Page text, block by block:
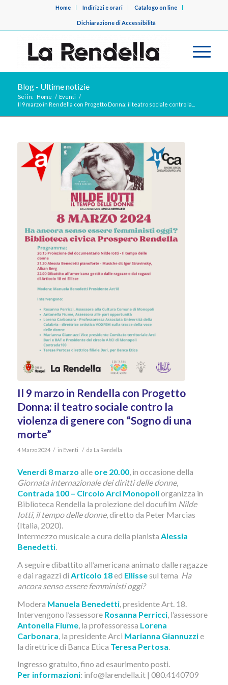
Home Indirizzi e orari Catalogo on line
Dichiarazione di Accessibilità
Blog - Ultime notizie
Sei in: Home / Eventi /
Il 9 marzo in Rendella con Progetto Donna: il teatro sociale contro la...
Il 9 marzo in Rendella con Progetto
Donna: il teatro sociale contro la
violenza di genere con “Sogno di una
morte”
4 Marzo 2024 / in Eventi / da La Rendella
Venerdì 8 marzo alle ore 20.00, in occasione della
Giornata internazionale dei diritti delle donne,
Contrada 100 – Circolo Arci Monopoliorganizza in
Biblioteca Rendella la proiezione del docufilm Nilde
Iotti, il tempo delle donne, diretto da Peter Marcias
(Italia, 2020).
Intermezzo musicale a cura della pianista Alessia
Benedetti.
A seguire dibattito all’americana animato dalle ragazze
e dai ragazzi di Articolo 18ed Ellissesul tema Ha
ancora senso essere femministi oggi?
Modera Manuela Benedetti, presidente Art. 18.
Intervengono l’assessore Rosanna Perricci, l’assessore
Antonella Fiume, la professoressa Lorena
Carbonara , la presidente Arci Marianna Giannuzzie
la direttrice di Banca Etica Teresa Pertosa
Ingresso gratuito, fino ad esaurimento posti.
Per informazioni: info@larendella.it | 080.4140709